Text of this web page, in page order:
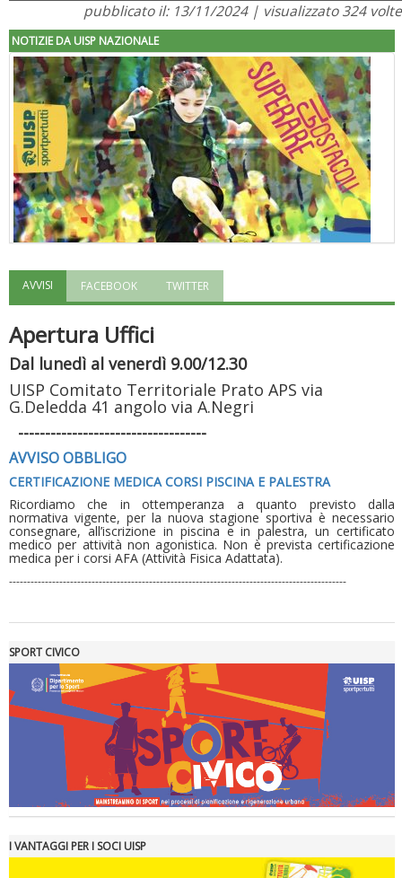
pubblicato il: 13/11/2024 | visualizzato 324 volte
NOTIZIE DA UISP NAZIONALE
"Superare gli ostacoli": la relazione di Tiziano Pesce al CN Uisp
Luglio 2026: "Pensando con i piedi, si possono fare le
rivoluzioni"
Tiziano Pesce a Radio InBlu2000 traccia il bilancio della stagione
AVVISI FACEBOOK TWITTER
Apertura Uffici
Dal lunedì al venerdì 9.00/12.30
UISP Comitato Territoriale Prato APS via
G.Deledda 41 angolo via A.Negri
-----------------------------------
AVVISO OBBLIGO
CERTIFICAZIONE MEDICA CORSI PISCINA E PALESTRA
Ricordiamo che in ottemperanza a quanto previsto dalla
normativa vigente, per la nuova stagione sportiva è necessario
consegnare, all’iscrizione in piscina e in palestra, un certificato
medico per attività non agonistica. Non è prevista certificazione
medica per i corsi AFA (Attività Fisica Adattata).
----------------------------------------------------------------------------------------------
SPORT CIVICO
I VANTAGGI PER I SOCI UISP